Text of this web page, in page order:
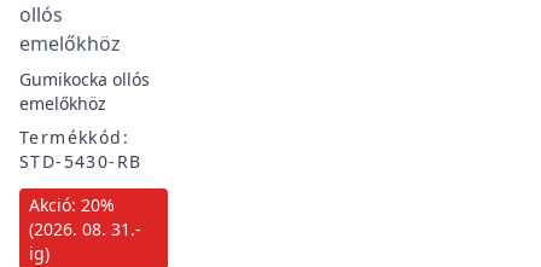
ollós
emelőkhöz
Gumikocka ollós
emelőkhöz
Termékkód:
STD-5430-RB
Akció: 20%
(2026. 08. 31.-
ig)